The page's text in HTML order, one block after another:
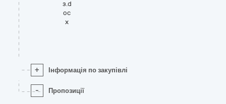
з.d
oc
x
+ Інформація по закупівлі
- Пропозиції